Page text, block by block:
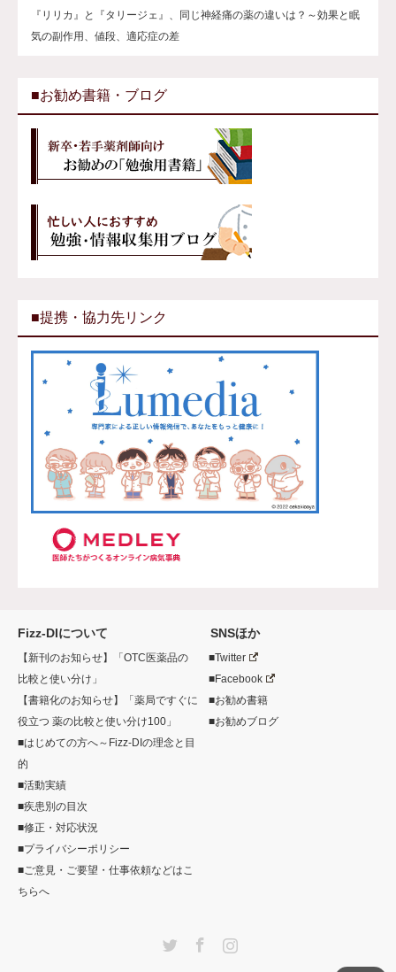
『リリカ』と『タリージェ』、同じ神経痛の薬の違いは？～効果と眠
気の副作用、値段、適応症の差
■お勧め書籍・ブログ
■提携・協力先リンク
Fizz-DIについて
【新刊のお知らせ】「OTC医薬品の
比較と使い分け」
【書籍化のお知らせ】「薬局ですぐに
役立つ 薬の比較と使い分け100」
■はじめての方へ～Fizz-DIの理念と目
的
■活動実績
■疾患別の目次
■修正・対応状況
■プライバシーポリシー
■ご意見・ご要望・仕事依頼などはこ
ちらへ
SNSほか
■Twitter
■Facebook
■お勧め書籍
■お勧めブログ
Instagram